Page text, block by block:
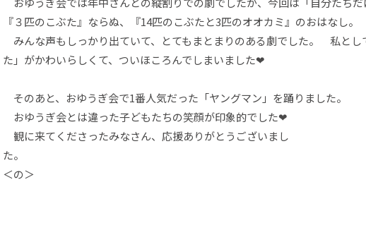
『３匹のこぶた』ならぬ、『14匹のこぶたと3匹のオオカミ』のおはなし。
みんな声もしっかり出ていて、とてもまとまりのある劇でした。 私とし
た」がかわいらしくて、ついほころんでしまいました❤
そのあと、おゆうぎ会で1番人気だった「ヤングマン」を踊りました。
おゆうぎ会とは違った子どもたちの笑顔が印象的でした❤
観に来てくださったみなさん、応援ありがとうございまし
た
＜の＞